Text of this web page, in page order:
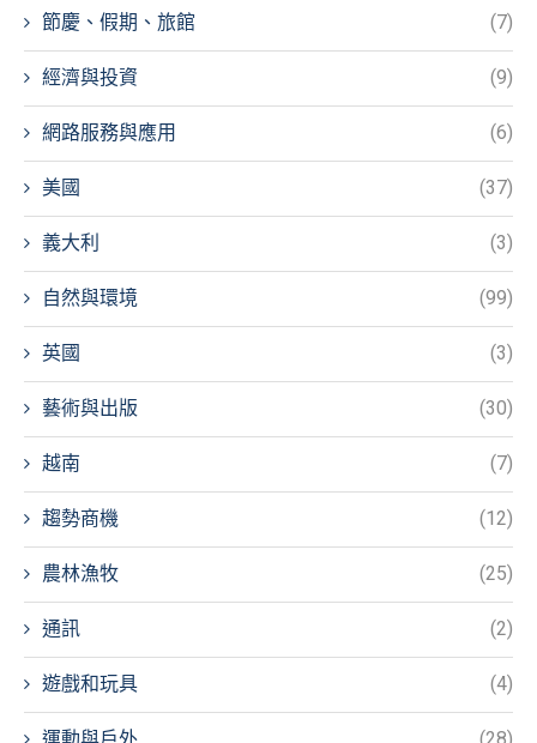
節慶、假期、旅館 (7)
經濟與投資 (9)
網路服務與應用 (6)
美國 (37)
義大利 (3)
自然與環境 (99)
英國 (3)
藝術與出版 (30)
越南 (7)
趨勢商機 (12)
農林漁牧 (25)
通訊 (2)
遊戲和玩具 (4)